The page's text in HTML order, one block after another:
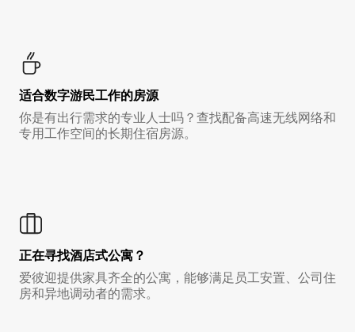
适合数字游民工作的房源
你是有出行需求的专业人士吗？查找配备高速无线网络和
专用工作空间的长期住宿房源。
正在寻找酒店式公寓？
爱彼迎提供家具齐全的公寓，能够满足员工安置、公司住
房和异地调动者的需求。